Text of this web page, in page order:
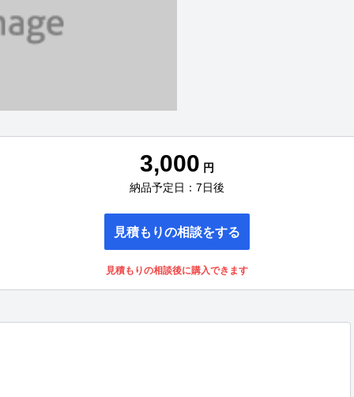
3,000 円
納品予定日：7日後
見積もりの相談をする
見積もりの相談後に購入できます